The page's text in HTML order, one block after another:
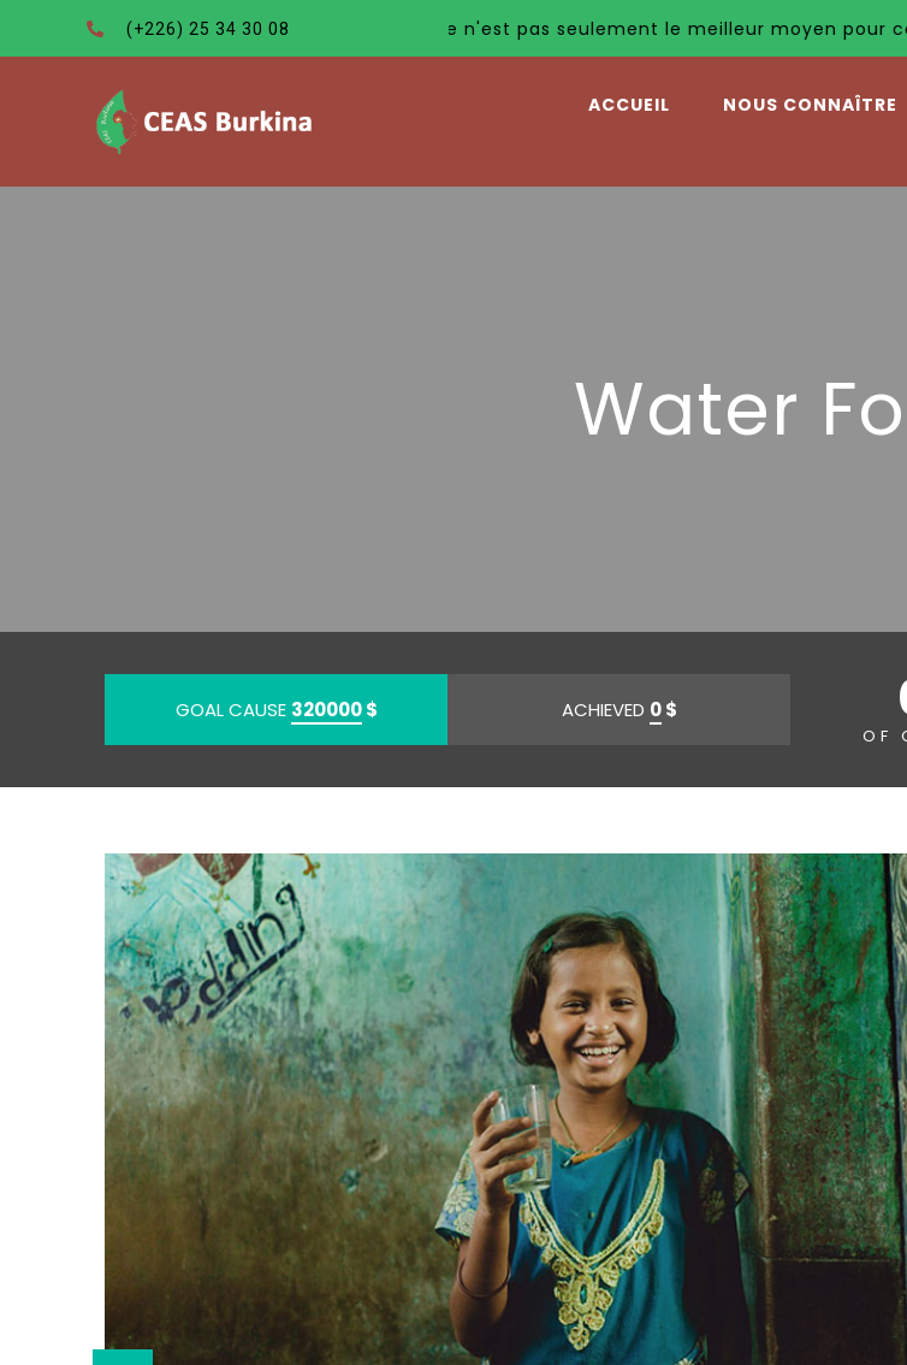
(+226) 25 34 30 08
Albert Schweitzer «L’exemple n'est pas seulement le meilleur moyen pour
ACCUEIL NOUS CONNAÎTRE
Water
GOAL CAUSE 320000$ ACHIEVED 0$
OF